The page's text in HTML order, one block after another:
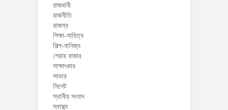
রাজধানী
রাজনীতি
রাজস্ব
শিক্ষা-সাহিত্য
শিল্প-বানিজ্য
শেয়ার বাজার
সাক্ষাৎকার
সাভার
সিলেট
স্থানীয় সংবাদ
স্বাস্থ্য